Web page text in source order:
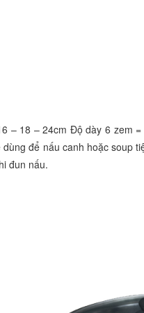
– 18 – 24cm Độ dày 6 zem
để nấu canh hoặc soup
đun nấu.